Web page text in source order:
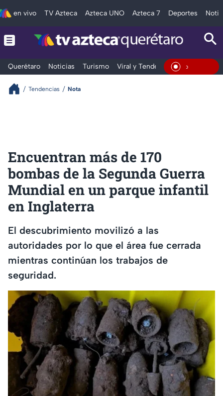
en vivo TV Azteca Azteca UNO Azteca 7 Deportes
Querétaro Noticias Turismo Viral y Tendencia Clima En Vivo
Tendencias Nota
Encuentran más de 170
bombas de la Segunda Guerra
Mundial en un parque infantil
en Inglaterra
El descubrimiento movilizó a las
autoridades por lo que el área fue cerrada
mientras continúan los trabajos de
seguridad.